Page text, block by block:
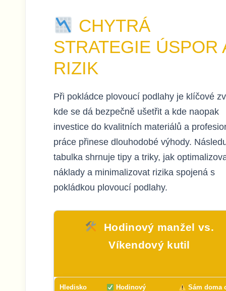
CHYTRÁ
STRATEGIE ÚSPOR
RIZIK
Při pokládce plovoucí podlahy je klíčové
kde se dá bezpečně ušetřit a kde naopak
investice do kvalitních materiálů a
práce přinese dlouhodobé výhody.
tabulka shrnuje tipy a triky, jak
náklady a minimalizovat rizika spojená s
pokládkou plovoucí podlahy.
Hodinový manžel vs.
Víkendový kutil
Hledisko Hodinový Sám doma